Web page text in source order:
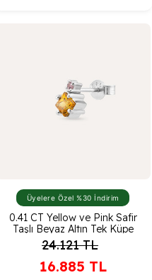
Üyelere Özel %30 İndirim
0.41 CT Yellow ve Pink Safir
Taşlı Beyaz Altın Tek Küpe
24.121TL
16.885 TL